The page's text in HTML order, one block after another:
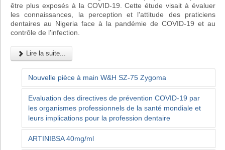
être plus exposés à la COVID-19. Cette étude visait à évaluer
les connaissances, la perception et l'attitude des praticiens
dentaires au Nigeria face à la pandémie de COVID-19 et au
contrôle de l'infection.
Lire la suite...
Nouvelle pièce à main W&H SZ-75 Zygoma
Evaluation des directives de prévention COVID-19 par
les organismes professionnels de la santé mondiale et
leurs implications pour la profession dentaire
ARTINIBSA 40mg/ml